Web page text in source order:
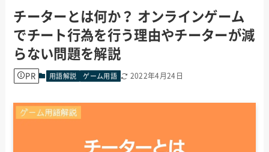
チーターとは何か？ オンラインゲーム
でチート行為を行う理由やチーターが減
らない問題を解説
PR 用語解説 ゲーム用語 2022年4月24日